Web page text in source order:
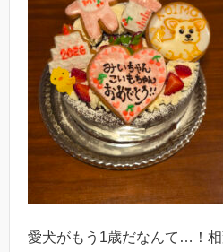
愛犬がもう1歳だなんて…！